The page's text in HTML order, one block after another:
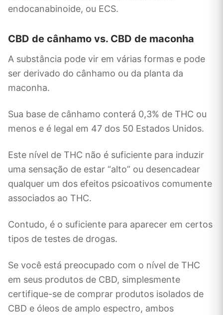
endocanabinoide, ou ECS.
CBD de cânhamo vs. CBD de maconha
A substância pode vir em várias formas e pode
ser derivado do cânhamo ou da planta da
maconha.
Sua base de cânhamo conterá 0,3% de THC ou
menos e é legal em 47 dos 50 Estados Unidos.
Este nível de THC não é suficiente para induzir
uma sensação de estar “alto” ou desencadear
qualquer um dos efeitos psicoativos comumente
associados ao THC.
Contudo, é o suficiente para aparecer em certos
tipos de testes de drogas.
Se você está preocupado com o nível de THC
em seus produtos de CBD, simplesmente
certifique-se de comprar produtos isolados de
CBD e óleos de amplo espectro, ambos